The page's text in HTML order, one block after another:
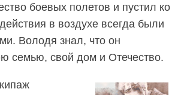
боевых полетов и пустил ко
в воздухе всегда были
Володя знал, что он
семью, свой дом и Отечество.